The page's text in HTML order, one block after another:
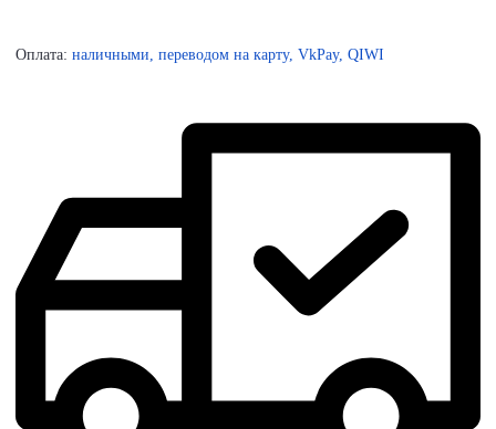
Оплата: наличными, переводом на карту, VkPay, QIWI